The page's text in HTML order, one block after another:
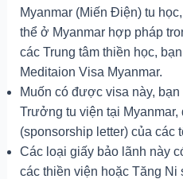
Myanmar (Miến Điện) tu
thể ở Myanmar hợp pháp
các Trung tâm thiền học,
Meditaion Visa Myanmar.
Muốn có được visa này,
Trưởng tu viện tại
(sponsorship letter) của các
Các loại giấy bảo lãnh này
các thiền viện hoặc Tăng